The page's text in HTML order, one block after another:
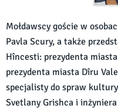
Mołdawscy goście w
Pavla Scury, a także
Hîncesti: prezydenta
prezydenta miasta Dîru
specjalisty do spraw
Svetlany Grishca i